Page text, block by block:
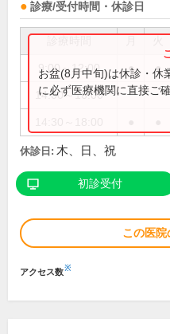
診療/受付時間・休診日
9:00～12:00 ● ●
14:00～16:00
お盆(8月中旬)は休診・休
に必ず医療機関に直接ご
休診日: 木、日、祝
初診受付
この医院
アクセス数※